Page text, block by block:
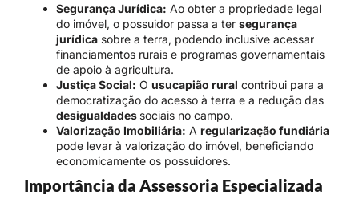
Segurança Jurídica: Ao obter a propriedade legal
do imóvel, o possuidor passa a ter segurança
jurídica sobre a terra, podendo inclusive acessar
financiamentos rurais e programas governamentais
de apoio à agricultura.
Justiça Social: O usucapião rural contribui para a
democratização do acesso à terra e a redução das
desigualdades sociais no campo.
Valorização Imobiliária: A regularização fundiária
pode levar à valorização do imóvel, beneficiando
economicamente os possuidores.
Importância da Assessoria Especializada